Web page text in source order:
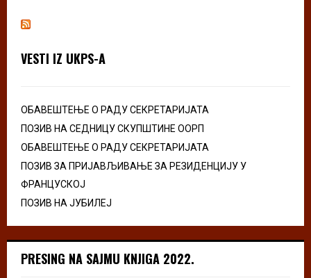
VESTI IZ UKPS-A
ОБАВЕШТЕЊЕ О РАДУ СЕКРЕТАРИЈАТА
ПОЗИВ НА СЕДНИЦУ СКУПШТИНЕ ООРП
ОБАВЕШТЕЊЕ О РАДУ СЕКРЕТАРИЈАТА
ПОЗИВ ЗА ПРИЈАВЉИВАЊЕ ЗА РЕЗИДЕНЦИЈУ У
ФРАНЦУСКОЈ
ПОЗИВ НА ЈУБИЛЕЈ
PRESING NA SAJMU KNJIGA 2022.